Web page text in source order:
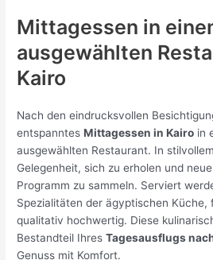
Mittagessen in
ausgewählten
Kairo
Nach den eindrucksvollen
entspanntesMittagessen in Kairo in
ausgewählten Restaurant. In
Gelegenheit, sich zu erholen und
Programm zu sammeln. Serviert
Spezialitäten der ägyptischen Küche,
qualitativ hochwertig. Diese
Bestandteil IhresTagesausflugs
Genuss mit Komfort.